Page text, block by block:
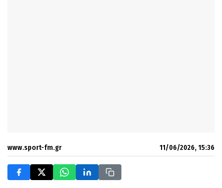
www.sport-fm.gr 11/06/2026, 15:36